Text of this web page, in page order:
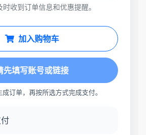
收到订单信息和优惠提醒。
加入购物车
先填写账号或链接
订单，再按所选方式完成支付。